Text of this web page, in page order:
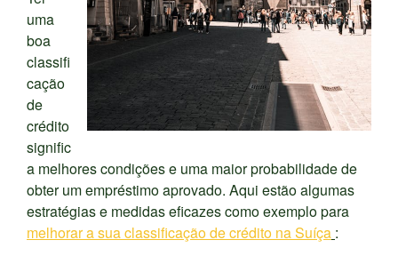
uma
boa
classifi
cação
de
crédito
signific
a melhores condições e uma maior probabilidade de
obter um empréstimo aprovado. Aqui estão algumas
estratégias e medidas eficazes como exemplo para
melhorar a sua classificação de crédito na Suíça :